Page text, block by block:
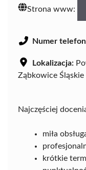
Strona www:
Numer
Lokalizacja:
Ząbkowice Śląskie
Najczęściej
miła
krótkie